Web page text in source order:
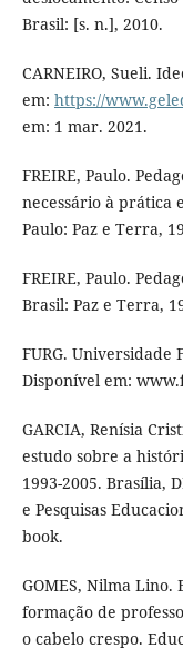
Brasil: [s. n.], 2010.
CARNEIRO, Sueli.
em: https://
em: 1 mar. 2021.
FREIRE, Paulo.
necessário à prática
Paulo: Paz e Terra,
FREIRE, Paulo.
Brasil: Paz e Terra,
FURG. Universidade
Disponível em:
GARCIA, Renísia
estudo sobre a
1993-2005. Brasília,
e Pesquisas
book.
GOMES, Nilma Lino.
formação de
o cabelo crespo.